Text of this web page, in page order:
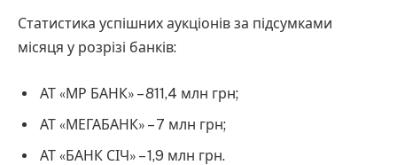
Статистика успішних аукціонів за підсумками
місяця у розрізі банків:
АТ «МР БАНК» – 811,4 млн грн;
АТ «МЕГАБАНК» – 7 млн грн;
АТ «БАНК СІЧ» – 1,9 млн грн.